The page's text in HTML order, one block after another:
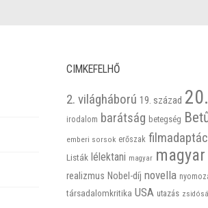
CIMKEFELHŐ
2. világháború 19. század
irodalom barátság betegség
emberi sorsok erőszak
Listák lélektani magyar
realizmus Nobel-díj novella
társadalomkritika USA utazás